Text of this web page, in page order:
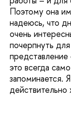
Поэтому она
надеюсь, что
очень
почерпнуть
это всегда
запоминается.